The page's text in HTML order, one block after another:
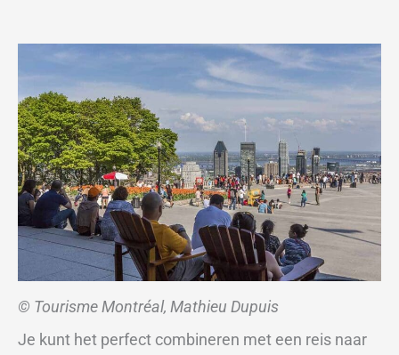
© Tourisme Montréal, Mathieu Dupuis
Je kunt het perfect combineren met een reis naar